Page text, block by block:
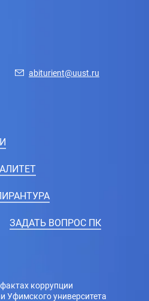
abiturient@uust.ru
ЗАДАТЬ ВОПРОС ПК
коррупции
Уфимского университета